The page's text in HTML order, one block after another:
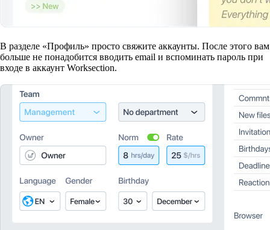
В разделе «Профиль» просто свяжите аккаунты. После этого вам
больше не понадобится вводить email и вспоминать пароль при
входе в аккаунт Worksection.